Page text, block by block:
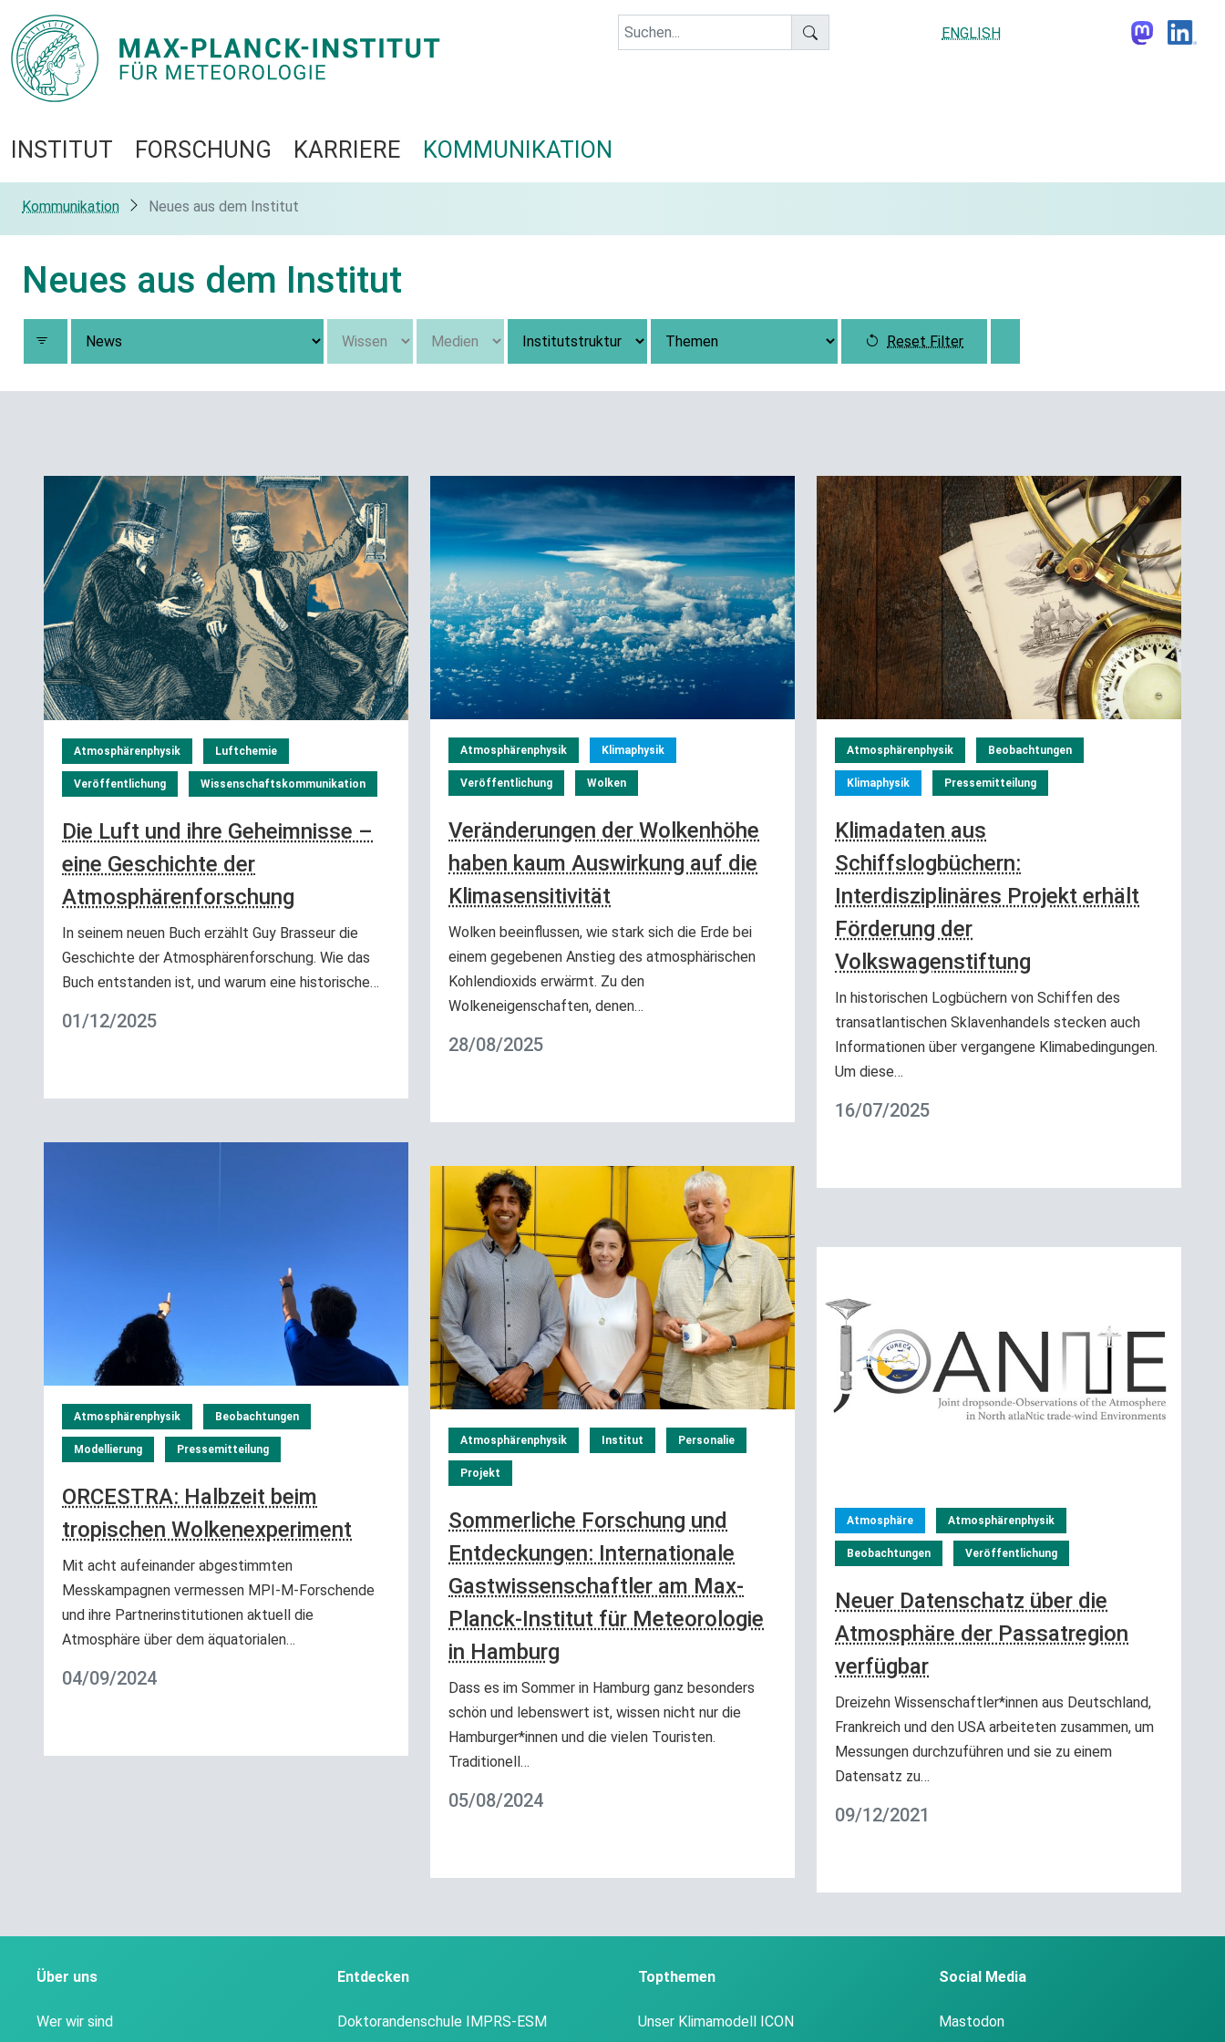
ENGLISH
INSTITUT FORSCHUNG KARRIERE KOMMUNIKATION
Kommunikation Neues aus dem Institut
Neues aus dem Institut
Reset Filter
Atmosphärenphysik Luftchemie
Veröffentlichung Wissenschaftskommunikation
Die Luft und ihre Geheimnisse –
eine Geschichte der
Atmosphärenforschung
In seinem neuen Buch erzählt Guy Brasseur die
Geschichte der Atmosphärenforschung. Wie das
Buch entstanden ist, und warum eine historische…
01/12/2025
Atmosphärenphysik Klimaphysik
Veröffentlichung Wolken
Veränderungen der Wolkenhöhe
haben kaum Auswirkung auf die
Klimasensitivität
Wolken beeinflussen, wie stark sich die Erde bei
einem gegebenen Anstieg des atmosphärischen
Kohlendioxids erwärmt. Zu den
Wolkeneigenschaften, denen…
28/08/2025
Atmosphärenphysik Beobachtungen
Klimaphysik Pressemitteilung
Klimadaten aus
Schiffslogbüchern:
Interdisziplinäres Projekt erhält
Förderung der
Volkswagenstiftung
In historischen Logbüchern von Schiffen des
transatlantischen Sklavenhandels stecken auch
Informationen über vergangene Klimabedingungen.
Um diese…
16/07/2025
Atmosphärenphysik Beobachtungen
Modellierung Pressemitteilung
ORCESTRA: Halbzeit beim
tropischen Wolkenexperiment
Mit acht aufeinander abgestimmten
Messkampagnen vermessen MPI-M-Forschende
und ihre Partnerinstitutionen aktuell die
Atmosphäre über dem äquatorialen…
04/09/2024
Atmosphärenphysik Institut Personalie
Projekt
Sommerliche Forschung und
Entdeckungen: Internationale
Gastwissenschaftler am Max-
Planck-Institut für Meteorologie
in Hamburg
Dass es im Sommer in Hamburg ganz besonders
schön und lebenswert ist, wissen nicht nur die
Hamburger*innen und die vielen Touristen.
Traditionell…
05/08/2024
Atmosphäre Atmosphärenphysik
Beobachtungen Veröffentlichung
Neuer Datenschatz über die
Atmosphäre der Passatregion
verfügbar
Dreizehn Wissenschaftler*innen aus Deutschland,
Frankreich und den USA arbeiteten zusammen, um
Messungen durchzuführen und sie zu einem
Datensatz zu…
09/12/2021
Über uns
Wer wir sind
Entdecken
Doktorandenschule IMPRS-ESM
Topthemen
Unser Klimamodell ICON
Social Media
Mastodon